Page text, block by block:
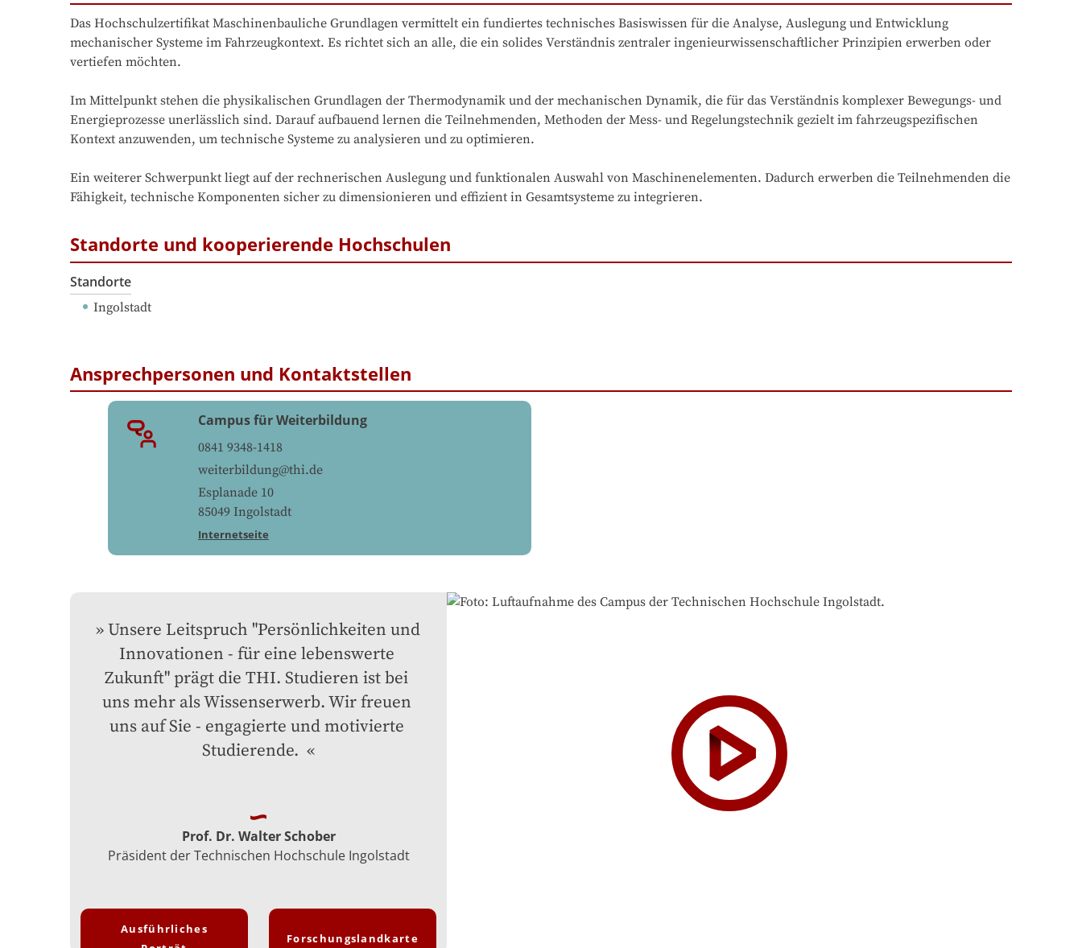
Das Hochschulzertifikat Maschinenbauliche Grundlagen vermittelt ein fundiertes technisches Basiswissen für die Analyse, Auslegung und Entwicklung
mechanischer Systeme im Fahrzeugkontext. Es richtet sich an alle, die ein solides Verständnis zentraler ingenieurwissenschaftlicher Prinzipien erwerben oder
vertiefen möchten.
Im Mittelpunkt stehen die physikalischen Grundlagen der Thermodynamik und der mechanischen Dynamik, die für das Verständnis komplexer Bewegungs- und
Energieprozesse unerlässlich sind. Darauf aufbauend lernen die Teilnehmenden, Methoden der Mess- und Regelungstechnik gezielt im fahrzeugspezifischen
Kontext anzuwenden, um technische Systeme zu analysieren und zu optimieren.
Ein weiterer Schwerpunkt liegt auf der rechnerischen Auslegung und funktionalen Auswahl von Maschinenelementen. Dadurch erwerben die Teilnehmenden die
Fähigkeit, technische Komponenten sicher zu dimensionieren und effizient in Gesamtsysteme zu integrieren.
Standorte und kooperierende Hochschulen
Standorte
Ingolstadt
Ansprechpersonen und Kontaktstellen
Campus für Weiterbildung
0841 9348-1418
weiterbildung@thi.de
Esplanade 10
85049 Ingolstadt
Internetseite
Unsere Leitspruch "Persönlichkeiten und
Innovationen - für eine lebenswerte
Zukunft" prägt die THI. Studieren ist bei
uns mehr als Wissenserwerb. Wir freuen
uns auf Sie - engagierte und motivierte
Studierende.
Prof. Dr. Walter Schober
Präsident der Technischen Hochschule Ingolstadt
Ausführliches
Forschungslandkarte